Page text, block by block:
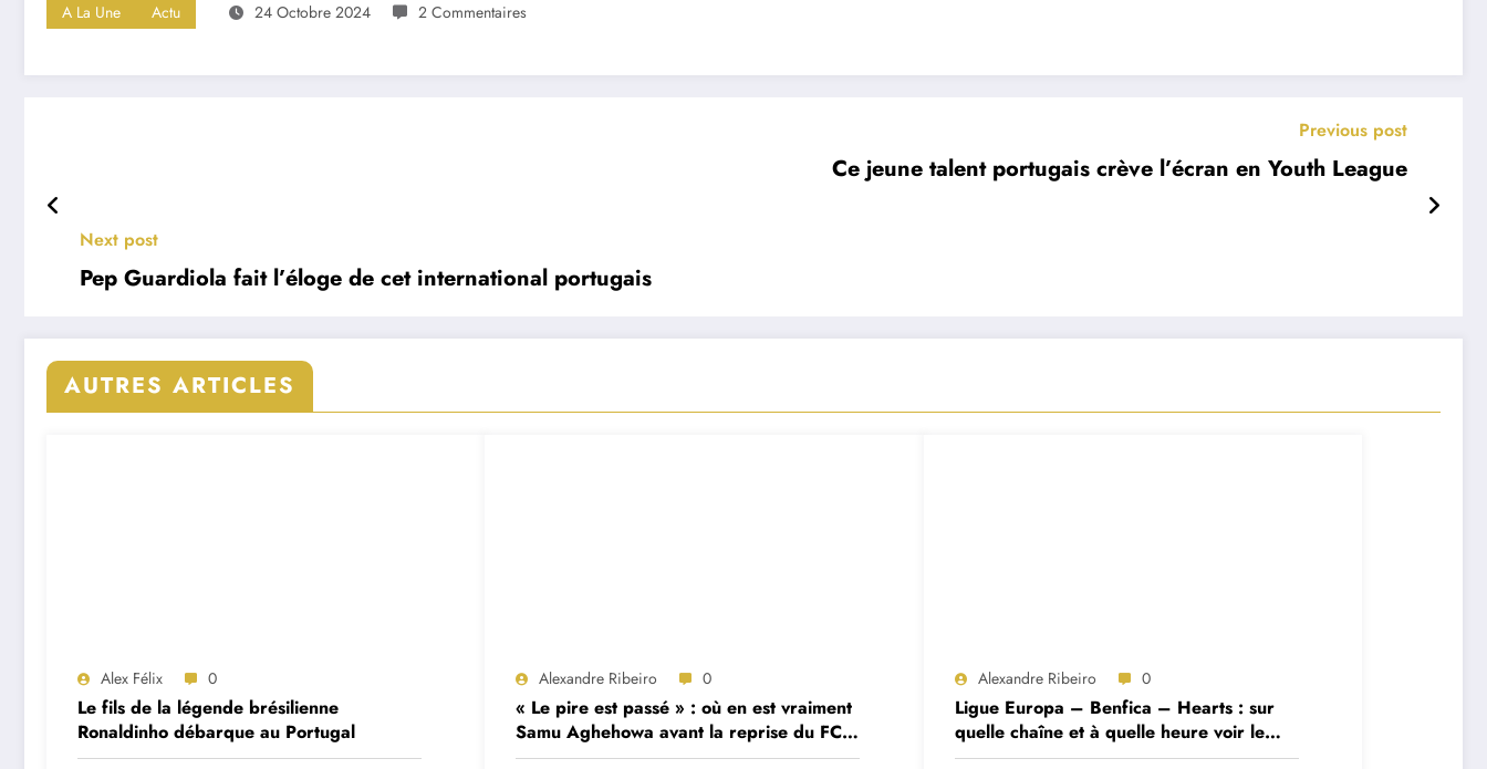
A La Une Actu 24 Octobre 2024 2 Commentaires
Previous post
Ce jeune talent portugais crève l’écran en Youth League
Next post
Pep Guardiola fait l’éloge de cet international portugais
AUTRES ARTICLES
Alex Félix 0
Le fils de la légende brésilienne
Ronaldinho débarque au Portugal
Alexandre Ribeiro 0
« Le pire est passé » : où en est vraiment
Samu Aghehowa avant la reprise du FC
Porto ?
Alexandre Ribeiro 0
Ligue Europa – Benfica – Hearts : sur
quelle chaîne et à quelle heure voir le
match ?